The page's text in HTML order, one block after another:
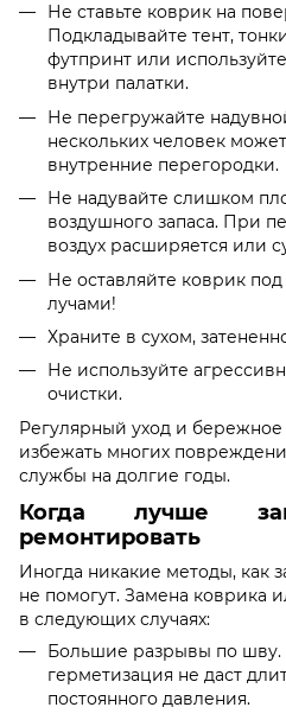
Не ставьте коврик на
Подкладывайте тент,
футпринт или
внутри палатки.
Не перегружайте
нескольких человек
внутренние перегородки.
Не надувайте слишком
воздушного запаса. При
воздух расширяется или
Не оставляйте коврик
лучами!
Храните в сухом,
Не используйте
очистки.
Регулярный уход и
избежать многих
службы на долгие годы.
Когда лучше
ремонтировать
Иногда никакие методы, как
не помогут. Замена коврика
в следующих случаях:
Большие разрывы по шву.
герметизация не даст
постоянного давления.